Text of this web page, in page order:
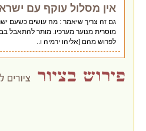
אין מסלול עוקף עם
גם זה צריך שיאמר : מה עושים כשעם
מוסרית מנוער מערכיו. מותר להתאבל
לפרוש מהם [אליהו ירמיה ו..